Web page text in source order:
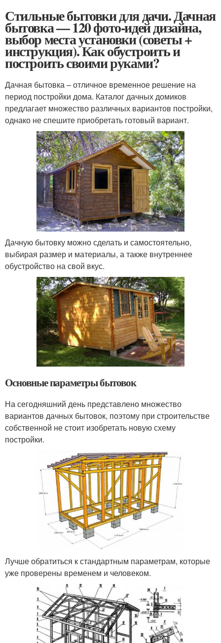
Стильные бытовки для дачи. Дачная
бытовка — 120 фото-идей дизайна,
выбор места установки (советы +
инструкция). Как обустроить и
построить своими руками?
Дачная бытовка – отличное временное решение на
период постройки дома. Каталог дачных домиков
предлагает множество различных вариантов постройки,
однако не спешите приобретать готовый вариант.
Дачную бытовку можно сделать и самостоятельно,
выбирая размер и материалы, а также внутреннее
обустройство на свой вкус.
Основные параметры бытовок
На сегодняшний день представлено множество
вариантов дачных бытовок, поэтому при строительстве
собственной не стоит изобретать новую схему
постройки.
Лучше обратиться к стандартным параметрам, которые
уже проверены временем и человеком.